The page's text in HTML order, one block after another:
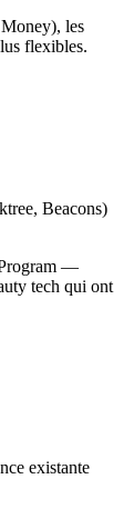
les
flexibles.
Beacons)
Program —
tech qui ont
existante